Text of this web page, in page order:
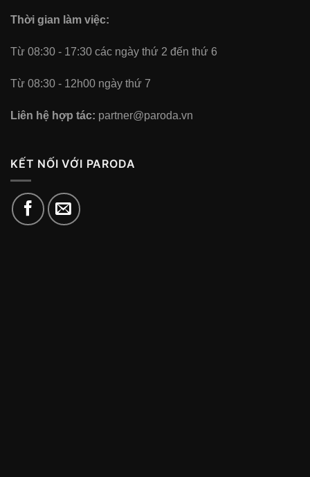
Thời gian làm việc:
Từ 08:30 - 17:30 các ngày thứ 2 đến thứ 6
Từ 08:30 - 12h00 ngày thứ 7
Liên hệ hợp tác: partner@paroda.vn
KẾT NỐI VỚI PARODA